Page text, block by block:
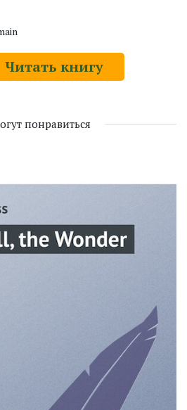
Читать книгу
понравиться